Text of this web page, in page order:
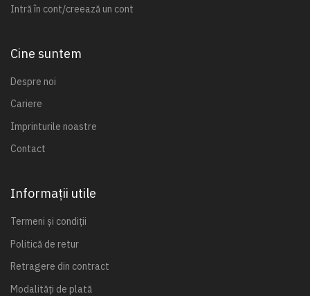
Intră în cont/creează un cont
Cine suntem
Despre noi
Cariere
Imprinturile noastre
Contact
Informații utile
Termeni și condiții
Politică de retur
Retragere din contract
Modalități de plată